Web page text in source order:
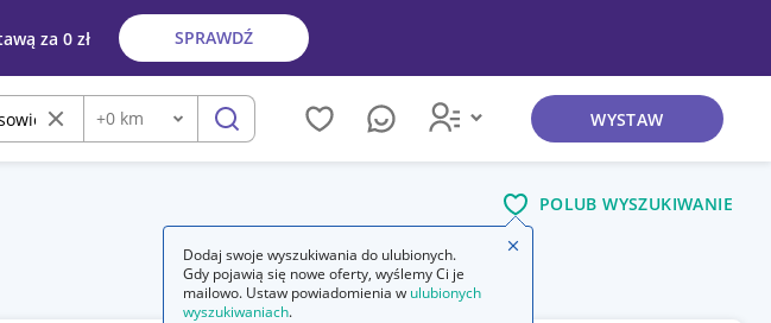
za 0 zł SPRAWDŹ
Wyczyść frazę
Odległość
+0 km szukaj WYSTAW
POLUB WYSZUKIWANIE
Dodaj swoje wyszukiwania do ulubionych.
Gdy pojawią się nowe oferty, wyślemy Ci je
mailowo. Ustaw powiadomienia w ulubionych
wyszukiwaniach.
Zamknij wskazówkę